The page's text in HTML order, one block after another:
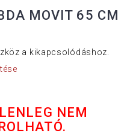
MOVIT 65 CM
a kikapcsolódáshoz.
NEM